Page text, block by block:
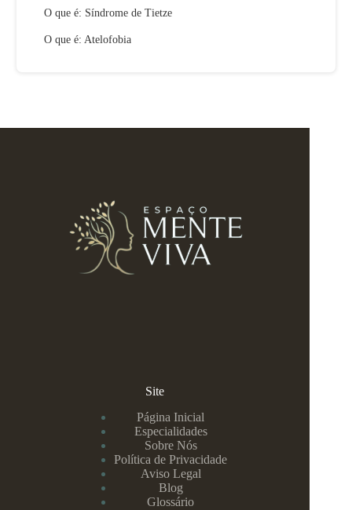
O que é: Síndrome de Tietze
O que é: Atelofobia
Site
Página Inicial
Especialidades
Sobre Nós
Política de Privacidade
Aviso Legal
Blog
Glossário